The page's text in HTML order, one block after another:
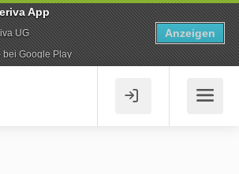
App
UG
bei Google Play
Anzeigen